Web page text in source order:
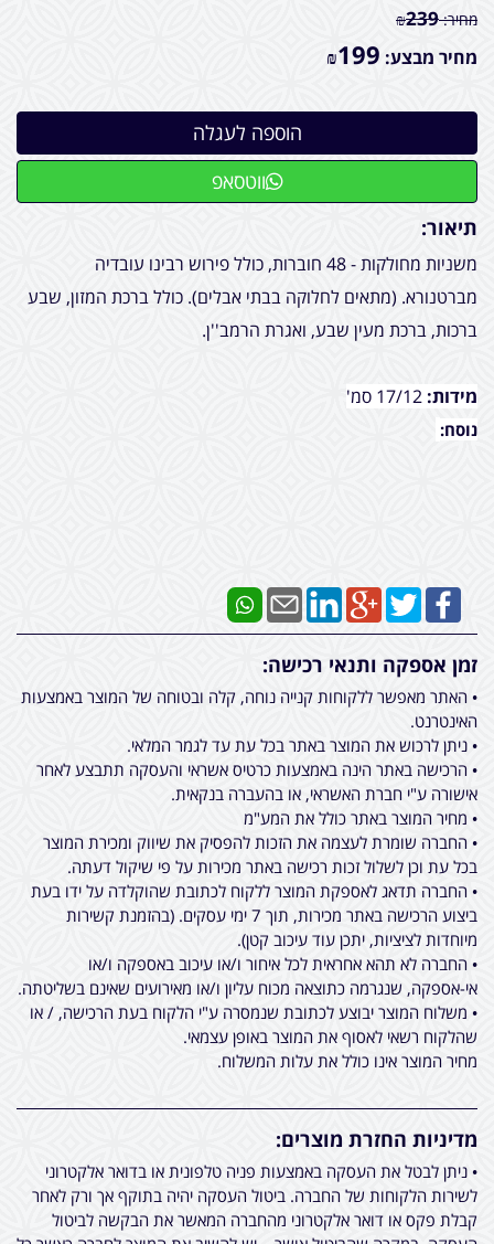
מחיר: ₪239
מחיר מבצע: ₪199
ווטסאפ
תיאור:
משניות מחולקות - 48 חוברות, כולל פירוש רבינו עובדיה
מברטנורא. (מתאים לחלוקה בבתי אבלים). כולל ברכת המזון, שבע
ברכות, ברכת מעין שבע, ואגרת הרמב''ן.
מידות:
נוסח:
זמן אספקה ותנאי רכישה:
• האתר מאפשר ללקוחות קנייה נוחה, קלה ובטוחה של המוצר באמצעות
האינטרנט.
• ניתן לרכוש את המוצר באתר בכל עת עד לגמר המלאי.
• הרכישה באתר הינה באמצעות כרטיס אשראי והעסקה תתבצע לאחר
אישורה ע"י חברת האשראי, או בהעברה בנקאית.
• מחיר המוצר באתר כולל את המע"מ
• החברה שומרת לעצמה את הזכות להפסיק את שיווק ומכירת המוצר
בכל עת וכן לשלול זכות רכישה באתר מכירות על פי שיקול דעתה.
• החברה תדאג לאספקת המוצר ללקוח לכתובת שהוקלדה על ידו בעת
ביצוע הרכישה באתר מכירות, תוך 7 ימי עסקים. (בהזמנת קשירות
מיוחדות לציציות, יתכן עוד עיכוב קטן).
• החברה לא תהא אחראית לכל איחור ו/או עיכוב באספקה ו/או
אי-אספקה, שנגרמה כתוצאה מכוח עליון ו/או מאירועים שאינם בשליטתה.
• משלוח המוצר יבוצע לכתובת שנמסרה ע"י הלקוח בעת הרכישה, / או
שהלקוח רשאי לאסוף את המוצר באופן עצמאי.
מחיר המוצר אינו כולל את עלות המשלוח.
מדיניות החזרת מוצרים:
• ניתן לבטל את העסקה באמצעות פניה טלפונית או בדואר אלקטרוני
לשירות הלקוחות של החברה. ביטול העסקה יהיה בתוקף אך ורק לאחר
קבלת פקס או דואר אלקטרוני מהחברה המאשר את הבקשה לביטול